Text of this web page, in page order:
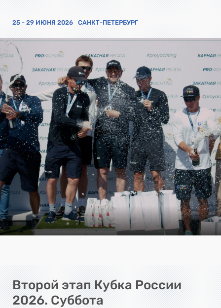
25 - 29 ИЮНЯ 2026 САНКТ-ПЕТЕРБУРГ
Второй этап Кубка России
2026. Суббота